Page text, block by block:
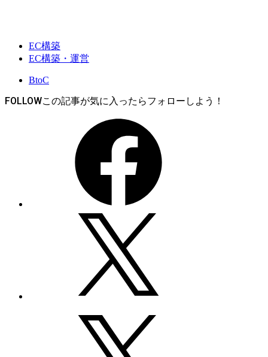
EC構築
EC構築・運営
BtoC
FOLLOW